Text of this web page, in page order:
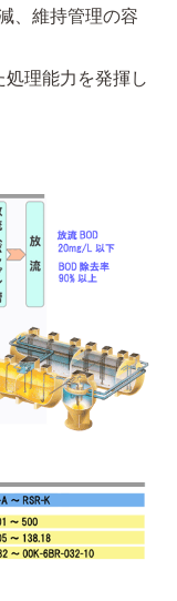
、維持管理の容
理能力を発揮し